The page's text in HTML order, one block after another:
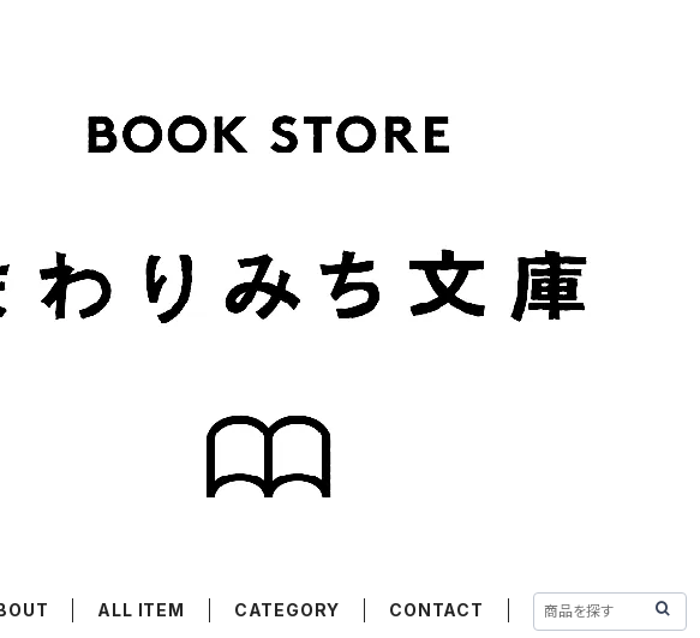
ALL ITEM CATEGORY CONTACT